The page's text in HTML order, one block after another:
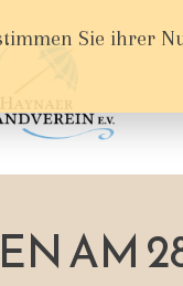
AM
Sie ihrer